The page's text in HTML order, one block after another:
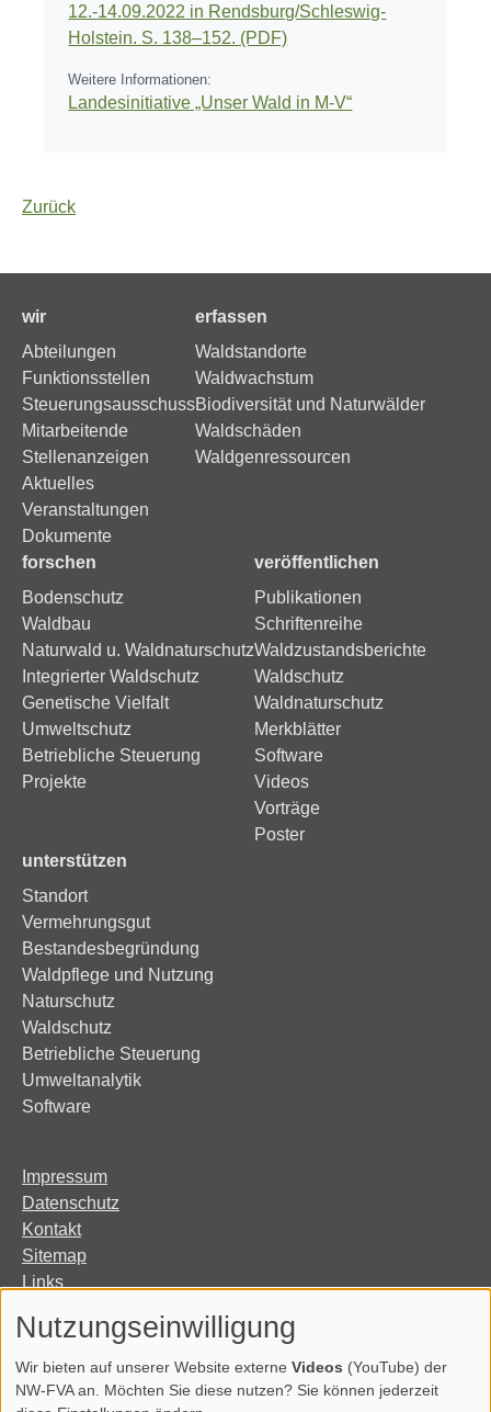
12.-14.09.2022 in Rendsburg/Schleswig-
Holstein. S. 138–152. (PDF)
Weitere Informationen:
Landesinitiative „Unser Wald in M-V“
Zurück
wir
Abteilungen
Funktionsstellen
Steuerungsausschuss
Mitarbeitende
Stellenanzeigen
Aktuelles
Veranstaltungen
Dokumente
erfassen
Waldstandorte
Waldwachstum
Biodiversität und Naturwälder
Waldschäden
Waldgenressourcen
forschen
Bodenschutz
Waldbau
Naturwald u. Waldnaturschutz
Integrierter Waldschutz
Genetische Vielfalt
Umweltschutz
Betriebliche Steuerung
Projekte
veröffentlichen
Publikationen
Schriftenreihe
Waldzustandsberichte
Waldschutz
Waldnaturschutz
Merkblätter
Software
Videos
Vorträge
Poster
unterstützen
Standort
Vermehrungsgut
Bestandesbegründung
Waldpflege und Nutzung
Naturschutz
Waldschutz
Betriebliche Steuerung
Umweltanalytik
Software
Impressum
Datenschutz
Kontakt
Sitemap
Links
Erklärung zur Barrierefreiheit
Nutzungseinwilligung
Wir bieten auf unserer Website externe Videos (YouTube) der
NW-FVA an. Möchten Sie diese nutzen? Sie können jederzeit